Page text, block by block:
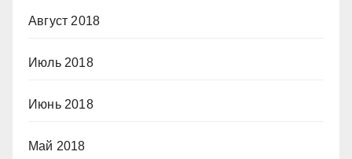
Август 2018
Июль 2018
Июнь 2018
Май 2018